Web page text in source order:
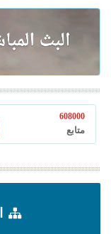
608000
متابع